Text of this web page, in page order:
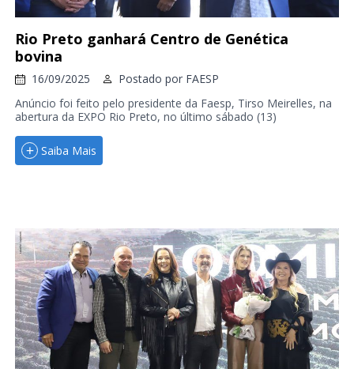
Rio Preto ganhará Centro de Genética
bovina
16/09/2025 Postado por FAESP
Anúncio foi feito pelo presidente da Faesp, Tirso Meirelles, na
abertura da EXPO Rio Preto, no último sábado (13)
Saiba Mais